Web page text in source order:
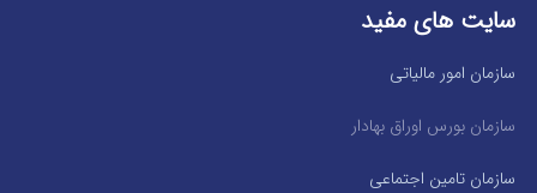
سایت های مفید
سازمان امور مالیاتی
سازمان بورس اوراق بهادار
سازمان تامین اجتماعی